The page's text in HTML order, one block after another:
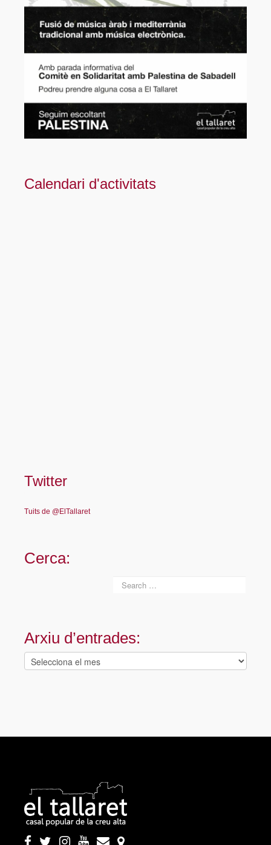
Calendari d'activitats
Twitter
Tuits de @ElTallaret
Cerca:
Arxiu d’entrades:
Arxiu
d’entrades: